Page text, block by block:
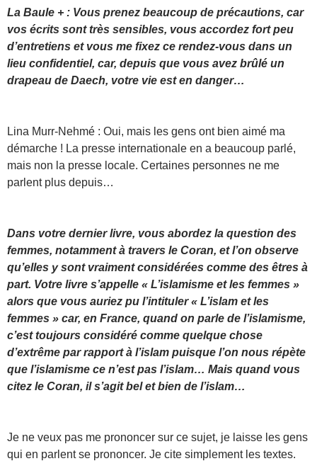
La Baule + : Vous prenez beaucoup de précautions, car
vos écrits sont très sensibles, vous accordez fort peu
d’entretiens et vous me fixez ce rendez-vous dans un
lieu confidentiel, car, depuis que vous avez brûlé un
drapeau de Daech, votre vie est en danger…
Lina Murr-Nehmé : Oui, mais les gens ont bien aimé ma
démarche ! La presse internationale en a beaucoup parlé,
mais non la presse locale. Certaines personnes ne me
parlent plus depuis…
Dans votre dernier livre, vous abordez la question des
femmes, notamment à travers le Coran, et l’on observe
qu’elles y sont vraiment considérées comme des êtres à
part. Votre livre s’appelle « L’islamisme et les femmes »
alors que vous auriez pu l’intituler « L’islam et les
femmes » car, en France, quand on parle de l’islamisme,
c’est toujours considéré comme quelque chose
d’extrême par rapport à l’islam puisque l’on nous répète
que l’islamisme ce n’est pas l’islam… Mais quand vous
citez le Coran, il s’agit bel et bien de l’islam…
Je ne veux pas me prononcer sur ce sujet, je laisse les gens
qui en parlent se prononcer. Je cite simplement les textes.